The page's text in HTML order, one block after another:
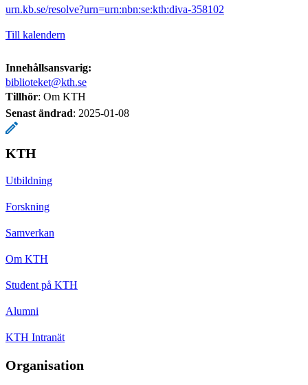
urn.kb.se/resolve?urn=urn:nbn:se:kth:diva-358102
Till kalendern
Innehållsansvarig:
biblioteket@kth.se
Tillhör: Om KTH
Senast ändrad: 2025-01-08
KTH
Utbildning
Forskning
Samverkan
Om KTH
Student på KTH
Alumni
KTH Intranät
Organisation